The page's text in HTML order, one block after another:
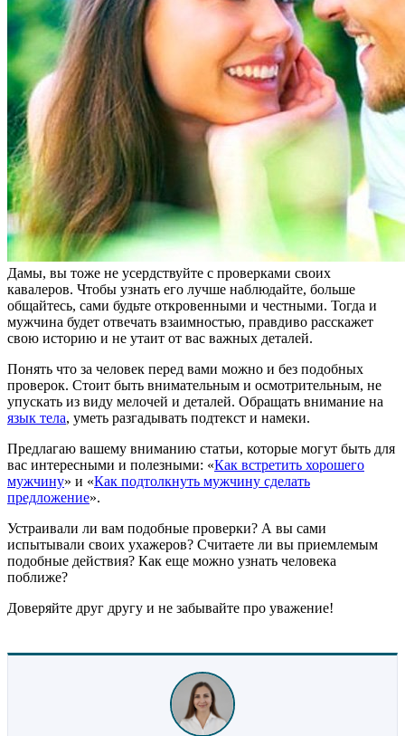
Дамы, вы тоже не усердствуйте с проверками своих
кавалеров. Чтобы узнать его лучше наблюдайте, больше
общайтесь, сами будьте откровенными и честными. Тогда и
мужчина будет отвечать взаимностью, правдиво расскажет
свою историю и не утаит от вас важных деталей.
Понять что за человек перед вами можно и без подобных
проверок. Стоит быть внимательным и осмотрительным, не
упускать из виду мелочей и деталей. Обращать внимание на
язык тела, уметь разгадывать подтекст и намеки.
Предлагаю вашему вниманию статьи, которые могут быть для
вас интересными и полезными: «Как встретить хорошего
мужчину» и «Как подтолкнуть мужчину сделать
предложение».
Устраивали ли вам подобные проверки? А вы сами
испытывали своих ухажеров? Считаете ли вы приемлемым
подобные действия? Как еще можно узнать человека
поближе?
Доверяйте друг другу и не забывайте про уважение!